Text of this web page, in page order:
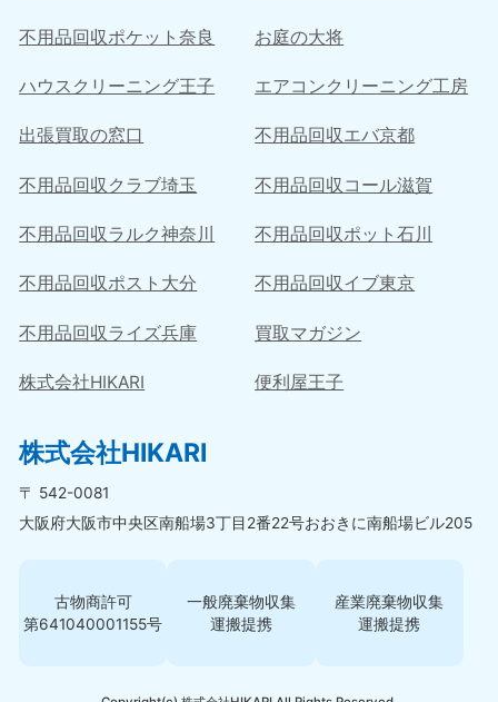
不用品回収ポケット奈良 お庭の大将
ハウスクリーニング王子 エアコンクリーニング工房
出張買取の窓口 不用品回収エバ京都
不用品回収クラブ埼玉 不用品回収コール滋賀
不用品回収ラルク神奈川 不用品回収ポット石川
不用品回収ポスト大分 不用品回収イブ東京
不用品回収ライズ兵庫 買取マガジン
株式会社HIKARI 便利屋王子
株式会社HIKARI
〒 542-0081
大阪府大阪市中央区南船場3丁目2番22号おおきに南船場ビル205
古物商許可
第641040001155号
一般廃棄物収集
運搬提携
産業廃棄物収集
運搬提携